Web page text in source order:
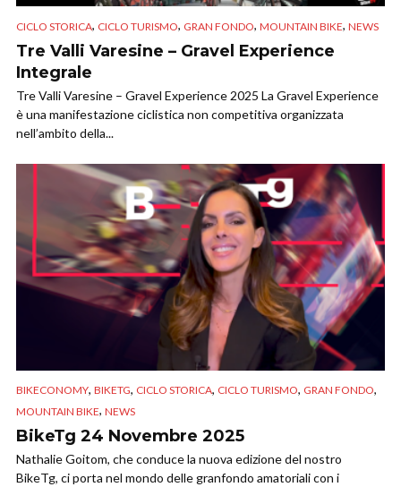
CICLO STORICA, CICLO TURISMO, GRAN FONDO, MOUNTAIN BIKE, NEWS
Tre Valli Varesine – Gravel Experience
Integrale
Tre Valli Varesine – Gravel Experience 2025 La Gravel Experience
è una manifestazione ciclistica non competitiva organizzata
nell’ambito della...
BIKECONOMY, BIKETG, CICLO STORICA, CICLO TURISMO, GRAN FONDO,
MOUNTAIN BIKE, NEWS
BikeTg 24 Novembre 2025
Nathalie Goitom, che conduce la nuova edizione del nostro
BikeTg, ci porta nel mondo delle granfondo amatoriali con i